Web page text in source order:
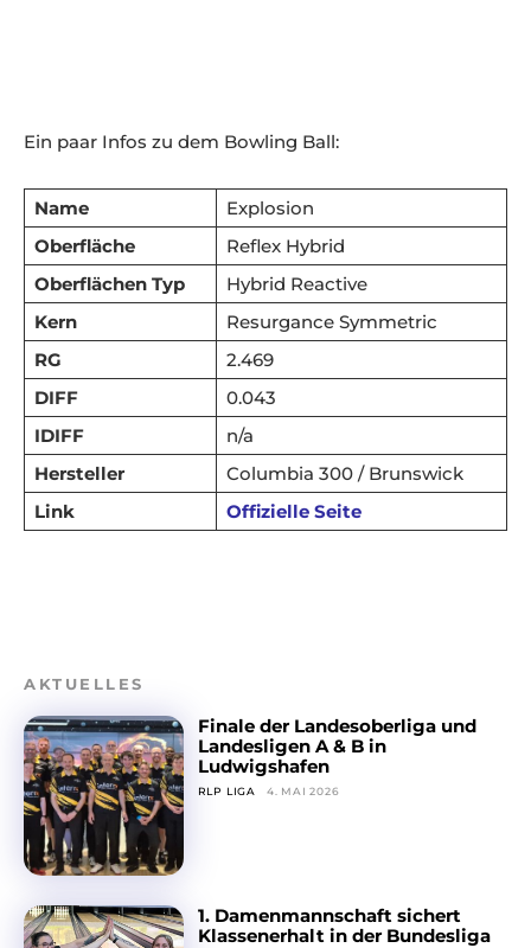
Ein paar Infos zu dem Bowling Ball:
Name
Explosion
Oberfläche
Reflex Hybrid
Oberflächen Typ
Hybrid Reactive
Kern
Resurgance Symmetric
RG
2.469
DIFF
0.043
IDIFF
n/a
Hersteller
Columbia 300 / Brunswick
Link
Offizielle Seite
AKTUELLES
Finale der Landesoberliga und
Landesligen A & B in
Ludwigshafen
RLP LIGA 4. MAI 2026
1. Damenmannschaft sichert
Klassenerhalt in der Bundesliga